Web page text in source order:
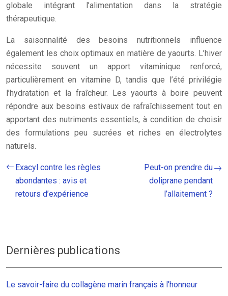
globale intégrant l’alimentation dans la stratégie
thérapeutique.
La saisonnalité des besoins nutritionnels influence
également les choix optimaux en matière de yaourts. L’hiver
nécessite souvent un apport vitaminique renforcé,
particulièrement en vitamine D, tandis que l’été privilégie
l’hydratation et la fraîcheur. Les yaourts à boire peuvent
répondre aux besoins estivaux de rafraîchissement tout en
apportant des nutriments essentiels, à condition de choisir
des formulations peu sucrées et riches en électrolytes
naturels.
Exacyl contre les règles
abondantes : avis et
retours d’expérience
Peut-on prendre du
doliprane pendant
l’allaitement ?
Dernières publications
Le savoir-faire du collagène marin français à l’honneur